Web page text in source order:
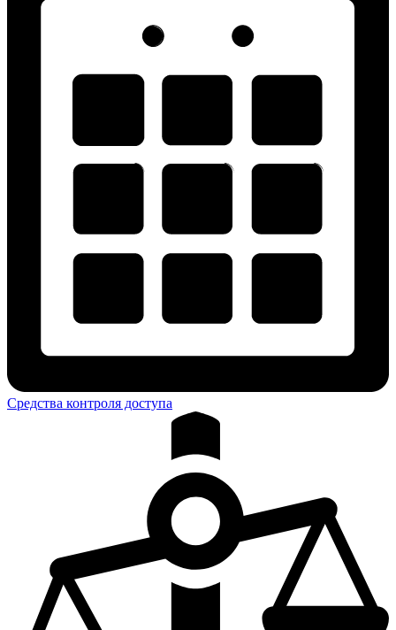
Средства контроля доступа